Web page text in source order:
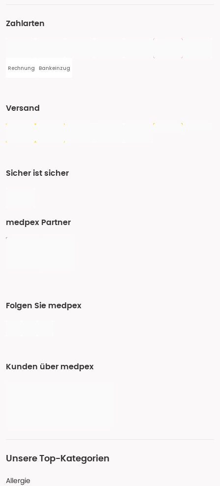
Zahlarten
Rechnung Bankeinzug
Versand
Sicher ist sicher
medpex Partner
Folgen Sie medpex
Kunden über medpex
Unsere Top-Kategorien
Allergie